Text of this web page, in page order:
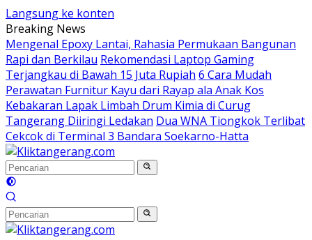
Langsung ke konten
Breaking News
Mengenal Epoxy Lantai, Rahasia Permukaan Bangunan
Rapi dan Berkilau Rekomendasi Laptop Gaming
Terjangkau di Bawah 15 Juta Rupiah 6 Cara Mudah
Perawatan Furnitur Kayu dari Rayap ala Anak Kos
Kebakaran Lapak Limbah Drum Kimia di Curug
Tangerang Diiringi Ledakan Dua WNA Tiongkok Terlibat
Cekcok di Terminal 3 Bandara Soekarno-Hatta